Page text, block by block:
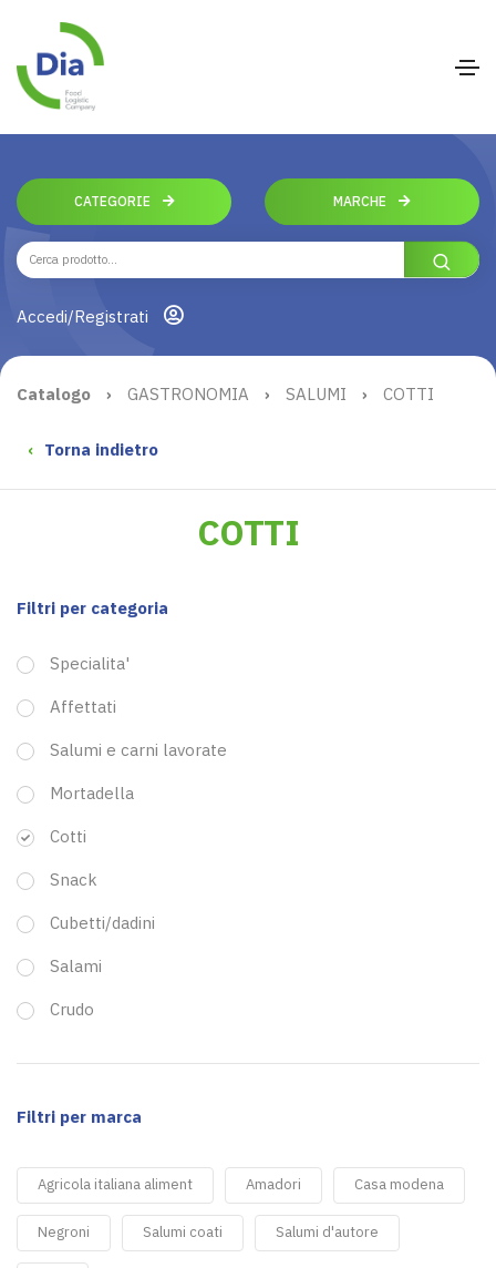
CATEGORIE MARCHE
Accedi/Registrati
Catalogo › GASTRONOMIA › SALUMI › COTTI
‹ Torna indietro
COTTI
Filtri per categoria
Specialita'
Affettati
Salumi e carni lavorate
Mortadella
Cotti
Snack
Cubetti/dadini
Salami
Crudo
Filtri per marca
Agricola italiana aliment Amadori Casa modena
Negroni Salumi coati Salumi d'autore